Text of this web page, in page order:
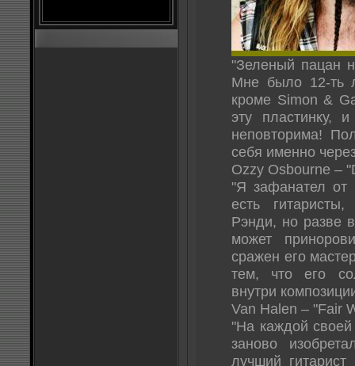
"Зеленый пацан
Мне было 12-ть
кроме Simon &
эту пластинку,
неповторима!
себя именно
Ozzy Osbourne –
"Я зафанател от
есть
Рэнди, но разве
может
сражен его
тем, что его
внутри
Van Halen – "Fair
"На каждой
заново
лучший